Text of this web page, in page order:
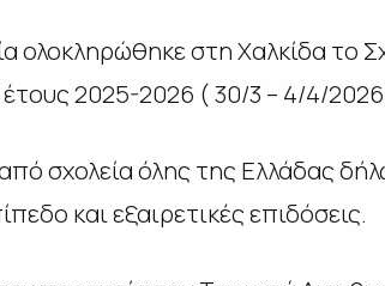
ολοκληρώθηκε στη Χαλκίδα το
2025-2026 ( 30/3 – 4/4/
σχολεία όλης της Ελλάδας
και εξαιρετικές επιδόσεις.